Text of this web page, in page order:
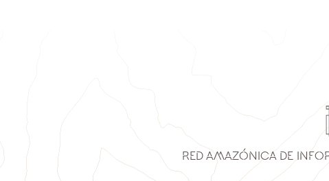
Red Amazónica de